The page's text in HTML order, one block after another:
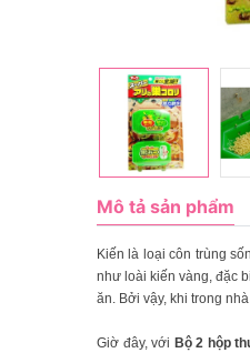
Mô tả sản phẩm
Kiến là loại côn trùng
như loài kiến vàng, đặc
ăn. Bởi vậy, khi trong
Giờ đây, với Bộ 2 hộp